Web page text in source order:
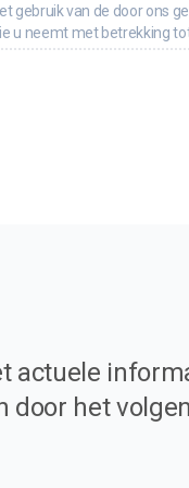
gebruik van de door ons
u neemt met betrekking
actuele
door het volgen